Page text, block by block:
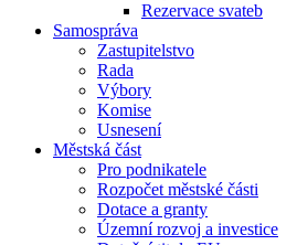
Rezervace svateb
Samospráva
Zastupitelstvo
Rada
Výbory
Komise
Usnesení
Městská část
Pro podnikatele
Rozpočet městské části
Dotace a granty
Územní rozvoj a investice